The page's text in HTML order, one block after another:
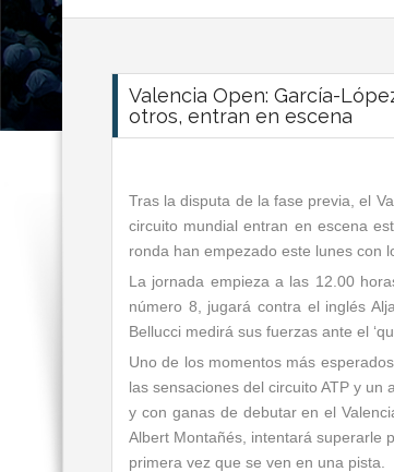
Valencia Open: García-
otros, entran en escena
Tras la disputa de la fase previa, el
circuito mundial entran en escena
ronda han empezado este lunes con
La jornada empieza a las 12.00
número 8, jugará contra el inglés
Bellucci medirá sus fuerzas ante el
Uno de los momentos más
las sensaciones del circuito ATP y
y con ganas de debutar en el
Albert Montañés, intentará superarle
primera vez que se ven en una pista.